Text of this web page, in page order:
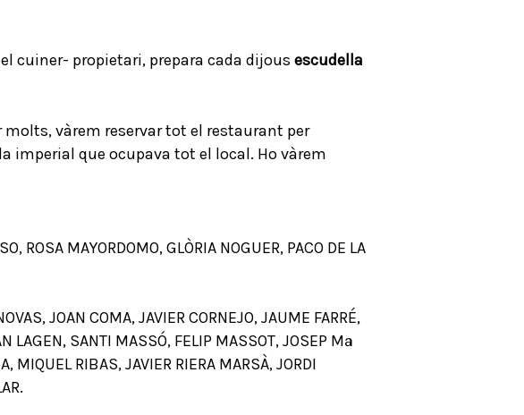
el cuiner- propietari, prepara cada dijous escudella
vàrem reservar tot el restaurant per
imperial que ocupava tot el local. Ho vàrem
ROSA MAYORDOMO, GLÒRIA NOGUER, PACO DE LA
JOAN COMA, JAVIER CORNEJO, JAUME FARRÉ,
LAGEN, SANTI MASSÓ, FELIP MASSOT, JOSEP Mª
MIQUEL RIBAS, JAVIER RIERA MARSÀ, JORDI